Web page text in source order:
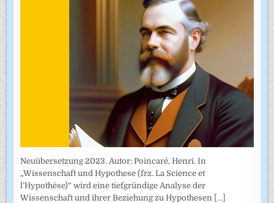
Neuübersetzung 2023. Autor: Poincaré, Henri. In
„Wissenschaft und Hypothese (frz. La Science et
l’Hypothèse)“ wird eine tiefgründige Analyse der
Wissenschaft und ihrer Beziehung zu Hypothesen [...]